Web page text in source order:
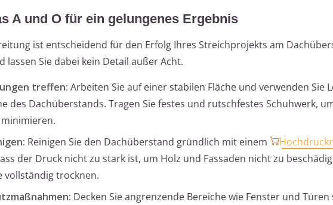
A und O für ein gelungenes Ergebnis
ist entscheidend für den Erfolg Ihres Streichprojekts am
lassen Sie dabei kein Detail außer Acht.
treffen: Arbeiten Sie auf einer stabilen Fläche und verwenden Sie
des Dachüberstands. Tragen Sie festes und rutschfestes Schuhwerk,
Reinigen Sie den Dachüberstand gründlich mit einem
der Druck nicht zu stark ist, um Holz und Fassaden nicht zu
vollständig trocknen.
Decken Sie angrenzende Bereiche wie Fenster und